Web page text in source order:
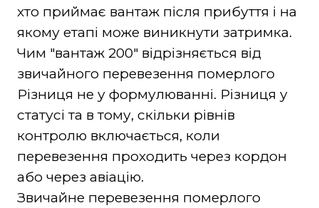
хто приймає вантаж після прибуття і на
якому етапі може виникнути затримка.
Чим "вантаж 200" відрізняється від
звичайного перевезення померлого
Різниця не у формулюванні. Різниця у
статусі та в тому, скільки рівнів
контролю включається, коли
перевезення проходить через кордон
або через авіацію.
Звичайне перевезення померлого